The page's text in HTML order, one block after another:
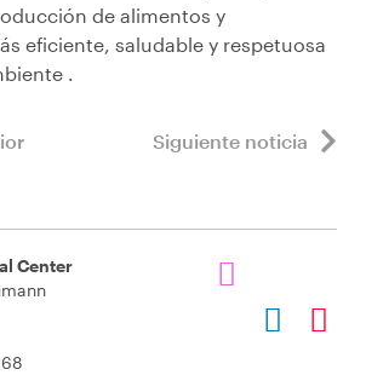
de alimentos y
eficiente, saludable y respetuosa
.
Siguiente noticia
Center